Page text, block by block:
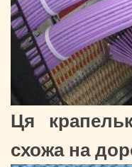
Ця
схожа на